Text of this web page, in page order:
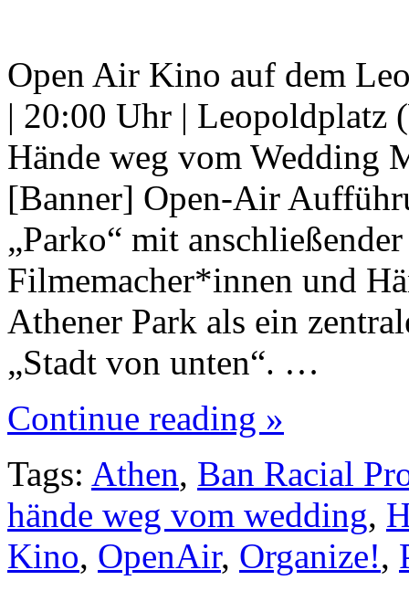
Open Air Kino auf dem
| 20:00 Uhr | Leopoldplatz
Hände weg vom
[Banner] Open-Air
„Parko“ mit
Filmemacher*innen und
Athener Park als ein
„Stadt von unten“. …
Continue reading »
Tags: Athen, Ban Racial
hände weg vom wedding,
Kino, OpenAir, Organize!,